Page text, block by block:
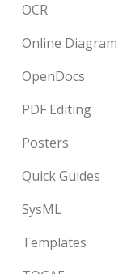
OCR
Online Diagram
OpenDocs
PDF Editing
Posters
Quick Guides
SysML
Templates